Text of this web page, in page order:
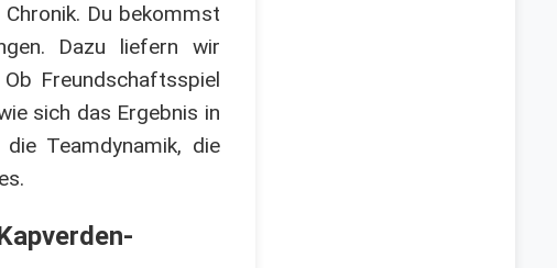
Du bekommst
Dazu liefern wir
Freundschaftsspiel
sich das Ergebnis in
Teamdynamik, die